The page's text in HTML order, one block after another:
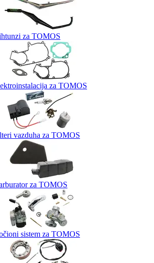
za TOMOS
za TOMOS
vazduha za TOMOS
za TOMOS
sistem za TOMOS